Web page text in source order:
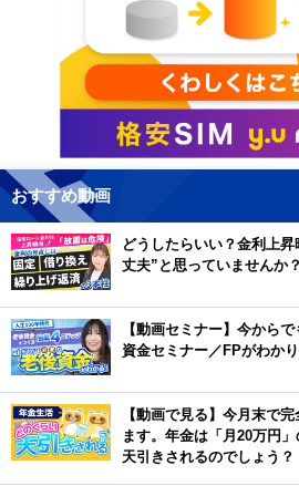
おすすめ動画
どうしたらいい？金利上
丈夫”と思っていませんか
【動画セミナー】今から
資金セミナー／FPがわか
【動画で見る】今月末で
ます。年金は「月20万円
天引きされるのでしょう？